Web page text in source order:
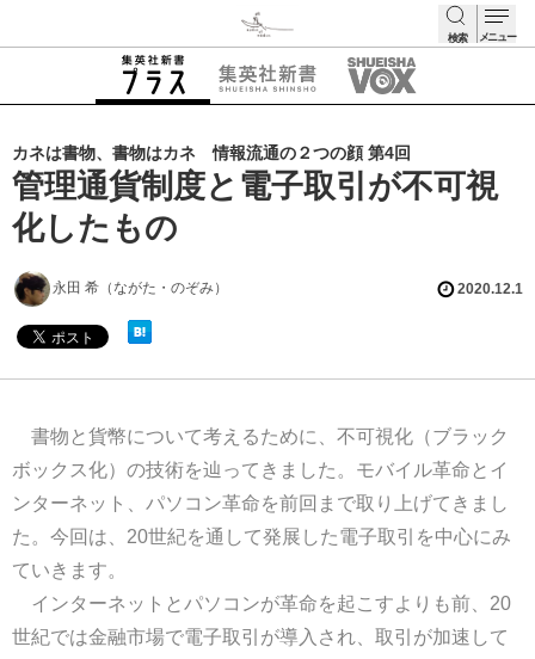
検索 メニュー
カネは書物、書物はカネ 情報流通の２つの顔 第4回
管理通貨制度と電子取引が不可視
化したもの
永田 希（ながた・のぞみ） 2020.12.1
書物と貨幣について考えるために、不可視化（ブラック
ボックス化）の技術を辿ってきました。モバイル革命とイ
ンターネット、パソコン革命を前回まで取り上げてきまし
た。今回は、20世紀を通して発展した電子取引を中心にみ
ていきます。
インターネットとパソコンが革命を起こすよりも前、20
世紀では金融市場で電子取引が導入され、取引が加速して